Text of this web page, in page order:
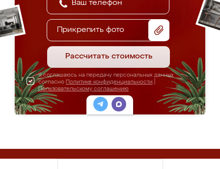
Прикрепить фото
Рассчитать стоимость
Я соглашаюсь на передачу персональных данных
согласно Политике конфиденциальности
Пользовательскому соглашению